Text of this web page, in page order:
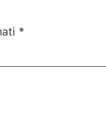
*